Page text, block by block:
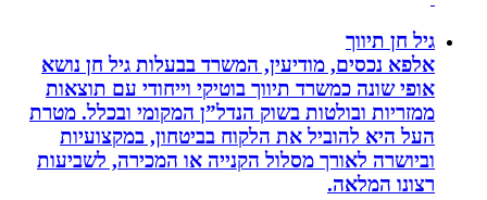
גיל חן תיווך
אלפא נכסים, מודיעין, המשרד בבעלות גיל חן נושא
אופי שונה כמשרד תיווך בוטיקי וייחודי עם תוצאות
ממזריות ובולטות בשוק הנדל”ן המקומי ובכלל. מטרת
העל היא להוביל את הלקוח בביטחון, במקצועיות
וביושרה לאורך מסלול הקנייה או המכירה, לשביעות
רצונו המלאה.